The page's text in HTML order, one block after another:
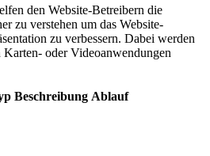
den Website-Betreibern die
zu verstehen um das Website-
zu verbessern. Dabei werden
oder Videoanwendungen
Beschreibung Ablauf